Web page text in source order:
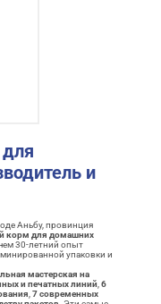
и
Аньбу, провинция
корм для домашних
30-летний опыт
упаковки и
мастерская на
и печатных линий 6
7 современных